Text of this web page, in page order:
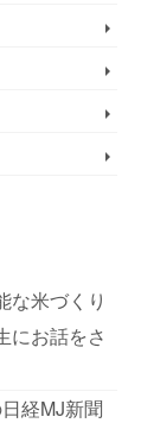
な米づくり
にお話をさ
経MJ新聞